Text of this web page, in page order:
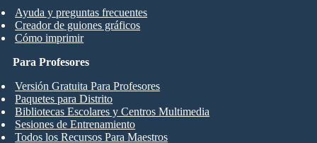
Ayuda y preguntas frecuentes
Creador de guiones gráficos
Cómo imprimir
Para Profesores
Versión Gratuita Para Profesores
Paquetes para Distrito
Bibliotecas Escolares y Centros Multimedia
Sesiones de Entrenamiento
Todos los Recursos Para Maestros